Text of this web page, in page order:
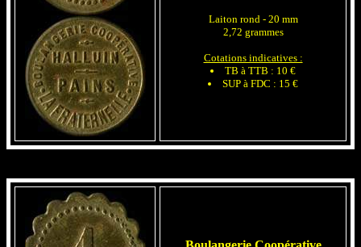
Laiton rond - 20 mm
2,72 grammes
Cotations indicatives :
TB à TTB : 10 €
SUP à FDC : 15 €